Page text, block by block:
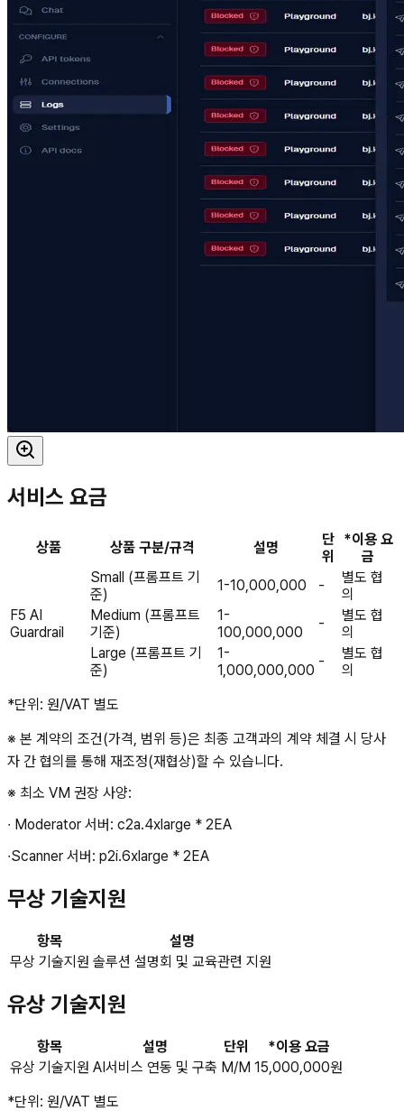
서비스 요금
상품 상품 구분/규격 설명
단
위
*이용 요
금
F5 AI
Guardrail
Small (프롬프트 기
준)
1-10,000,000 -
별도 협
의
Medium (프롬프트
기준)
1-
100,000,000
-
별도 협
의
Large (프롬프트 기
준)
1-
1,000,000,000
-
별도 협
의
*단위: 원/VAT 별도
※ 본 계약의 조건(가격, 범위 등)은 최종 고객과의 계약 체결 시 당사
자 간 협의를 통해 재조정(재협상)할 수 있습니다.
※ 최소 VM 권장 사양:
∙ Moderator 서버: c2a.4xlarge * 2EA
∙Scanner 서버: p2i.6xlarge * 2EA
무상 기술지원
항목
설명
무상 기술지원 솔루션 설명회 및 교육관련 지원
유상 기술지원
항목 설명 단위
*이용 요금
유상 기술지원 AI서비스 연동 및 구축 M/M 15,000,000원
*단위: 원/VAT 별도